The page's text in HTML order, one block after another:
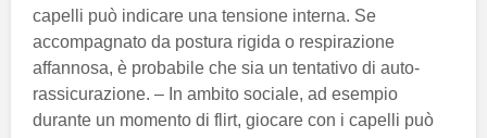
capelli può indicare una tensione interna. Se
accompagnato da postura rigida o respirazione
affannosa, è probabile che sia un tentativo di auto-
rassicurazione. – In ambito sociale, ad esempio
durante un momento di flirt, giocare con i capelli può